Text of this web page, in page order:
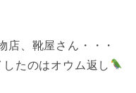
店、靴屋さん・・・
たのはオウム返し